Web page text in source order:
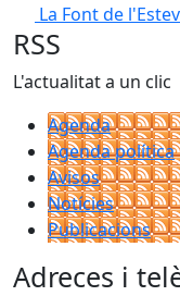
La Font de
RSS
L'actualitat a un clic
Agenda
Agenda política
Avisos
Notícies
Publicacions
Adreces i